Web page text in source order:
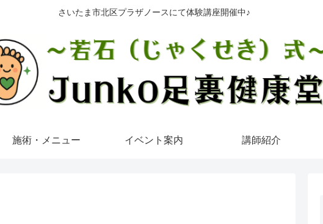
さいたま市北区プラザノースにて体験講座開催中♪
施術・メニュー イベント案内 講師紹介